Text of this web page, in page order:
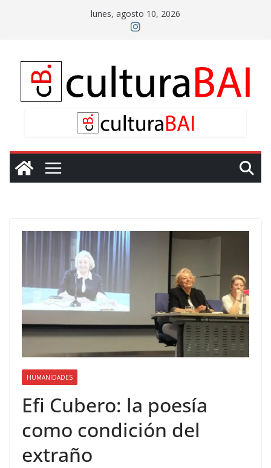
lunes, agosto 10, 2026
HUMANIDADES
Efi Cubero: la poesía
como condición del
extraño